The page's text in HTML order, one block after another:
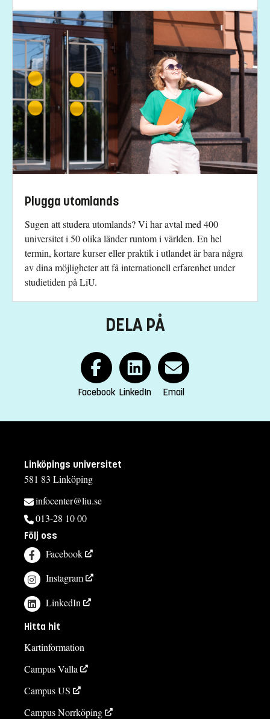
Plugga utomlands
Sugen att studera utomlands? Vi har avtal med 400
universitet i 50 olika länder runtom i världen. En hel
termin, kortare kurser eller praktik i utlandet är bara några
av dina möjligheter att få internationell erfarenhet under
studietiden på LiU.
DELA PÅ
Facebook LinkedIn Email
Linköpings universitet
581 83 Linköping
infocenter@liu.se
013-28 10 00
Följ oss
Facebook
Instagram
LinkedIn
Hitta hit
Kartinformation
Campus Valla
Campus US
Campus Norrköping